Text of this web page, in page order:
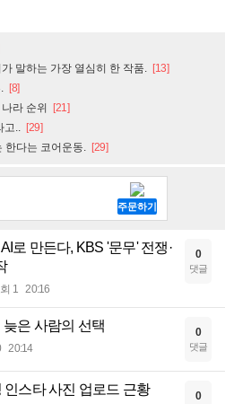
말하는 가장 열심히 한 작품. [13]
[8]
라 순위 [21]
고.. [29]
한다는 코어운동. [29]
로 만든다, KBS '문무' 전쟁·
1 20:16
0
댓글
은 사람의 선택
20:14
0
댓글
인스타 사진 업로드 근황 0